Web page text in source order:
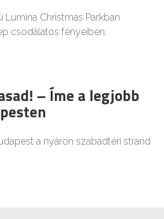
Lumina Christmas Parkban
csodálatos fényeiben.
– Íme a legjobb
a nyáron szabadtéri strand